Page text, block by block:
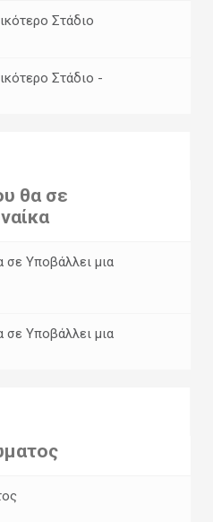
Στάδιο
Στάδιο -
θα σε
σε Υποβάλλει μια
σε Υποβάλλει μια